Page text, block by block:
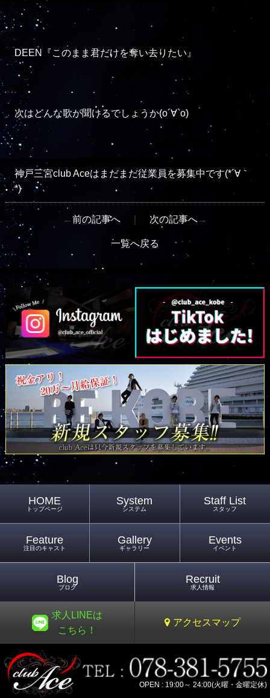
DEEN『このまま君だけを奪い去りたい』
次はどんな歌が聞けるでしょうか(о´∀`о)
神戸三宮club Aceはまだまだ従業員を募集中です(*´∀｀
*)
←前の記事へ 次の記事へ→
一覧へ戻る
HOME
トップページ
System
システム
Staff List
スタッフ
Feature
注目のキャスト
Gallery
ギャラリー
Events
イベント
Blog
ブログ
Recruit
求人情報
求人LINEは
こちら！
アクセスマップ
OPEN : 19:00～ 24:00(火曜・金曜定休)